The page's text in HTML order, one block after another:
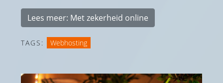
Lees meer: Met zekerheid online
TAGS: Webhosting